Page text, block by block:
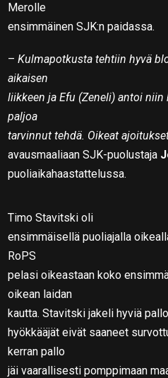
Merolle
ensimmäinen SJK:n paidassa.
–Kulmapotkusta tehtiin hyvä
aikaisen
liikkeen ja Efu (Zeneli) antoi
paljoa
tarvinnut tehdä. Oikeat
avausmaaliaan SJK-puolustaja
puoliaikahaastattelussa.
Timo Stavitski oli
ensimmäisellä puoliajalla
RoPS
pelasi oikeastaan koko
oikean laidan
kautta. Stavitski jakeli hyviä
hyökkääjät eivät saaneet
kerran pallo
jäi vaarallisesti pomppimaan